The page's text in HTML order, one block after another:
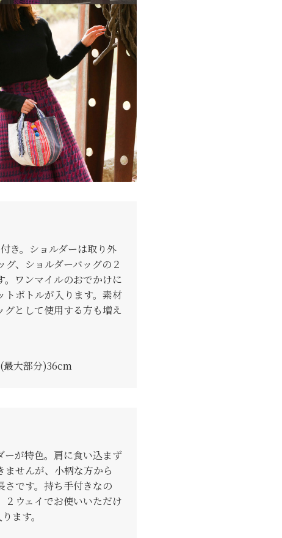
き。ショルダーは取り外
グ、ショルダーバッグの２
。ワンマイルのおでかけに
ボトルが入ります。素材
グとして使用する方も増え
最大部分)36cm
が特色。肩に食い込まず
せんが、小柄な方から
さです。持ち手付きなの
２ウェイでお使いいただけ
ます。